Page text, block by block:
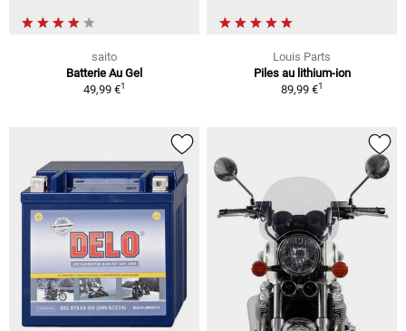
saito
Batterie Au Gel
49,99 €1
Louis Parts
Piles au lithium-ion
89,99 €1